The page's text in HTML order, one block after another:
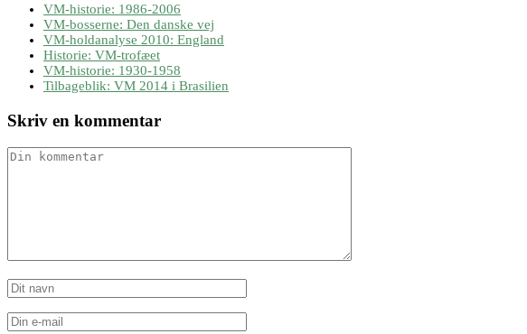
VM-historie: 1986-2006
VM-bosserne: Den danske vej
VM-holdanalyse 2010: England
Historie: VM-trofæet
VM-historie: 1930-1958
Tilbageblik: VM 2014 i Brasilien
Skriv en kommentar